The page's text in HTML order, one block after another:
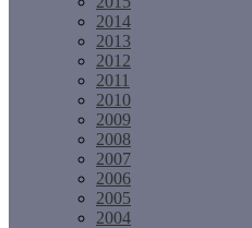
2014
2013
2012
2011
2010
2009
2008
2007
2006
2005
2004